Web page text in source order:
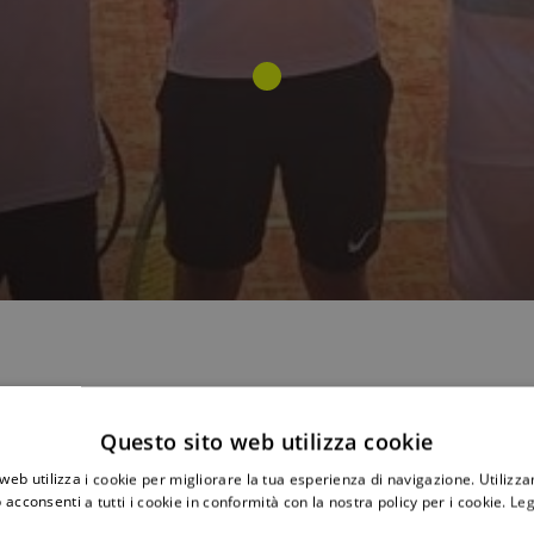
– 𝗾𝘂𝗮𝗿𝘁𝗶 𝗱𝗶 𝗳𝗶𝗻𝗮𝗹𝗲: TS Monte Kà Tira “b” – Ct
5 6-1
Questo sito web utilizza cookie
utilizza i cookie per migliorare la tua esperienza di navigazione.
acconsenti a tutti i cookie in conformità con la nostra policy per i cookie.